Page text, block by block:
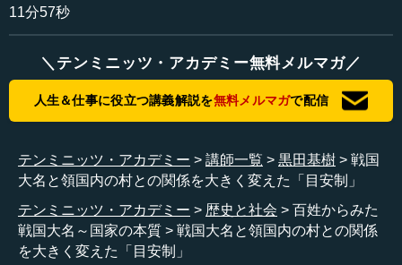
に対する命令は、基本的にその村を直接支配する家来たち
が出していました。
ところが、実際には徴税に際して家来によるさまざまな
不正が存在しており、その不正を見過ごしておくと、村か
らの大名に納められる租税に差し障りが生じることが判明
しました。それゆえ、こうした不正を排除する動きが生じ
に対して直接送付する仕組みがつくり出されました。徴収
するのは家来なのですが、家来はその納税通知書に基づい
て徴収することになったのです。
11分57秒
＼テンミニッツ・アカデミー無料メルマガ／
人生＆仕事に役立つ講義解説を無料メルマガで配信
テンミニッツ・アカデミー 講師一覧 黒田基樹
戦国
大名と領国内の村との関係を大きく変えた「目安制」
テンミニッツ・アカデミー
歴史と社会
百姓からみた
戦国大名～国家の本質
戦国大名と領国内の村との関係
を大きく変えた「目安制」